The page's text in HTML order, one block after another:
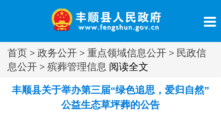
首页 > 政务公开 > 重点领域信息公开 > 民政信
息公开 > 殡葬管理信息 阅读全文
丰顺县关于举办第三届“绿色追思 ， 爱归自然”
公益生态草坪葬的公告